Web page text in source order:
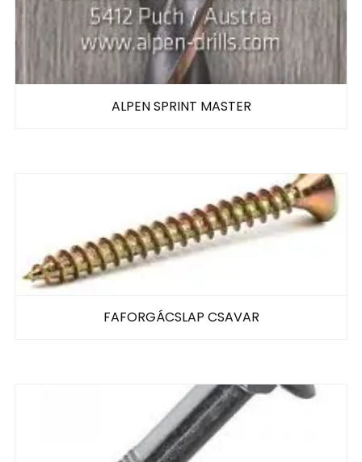
ALPEN SPRINT MASTER
FAFORGÁCSLAP CSAVAR